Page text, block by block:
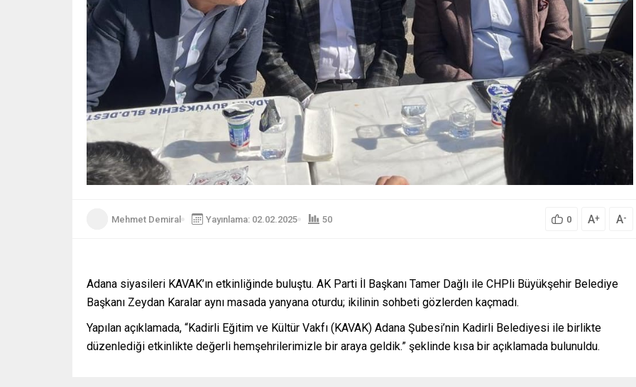
Mehmet Demiral Yayınlama: 02.02.2025 50 0 A+ A-
Adana siyasileri KAVAK’ın etkinliğinde buluştu. AK Parti İl Başkanı Tamer Dağlı ile CHPli Büyükşehir Belediye
Başkanı Zeydan Karalar aynı masada yanyana oturdu; ikilinin sohbeti gözlerden kaçmadı.
Yapılan açıklamada, “Kadirli Eğitim ve Kültür Vakfı (KAVAK) Adana Şubesi’nin Kadirli Belediyesi ile birlikte
düzenlediği etkinlikte değerli hemşehrilerimizle bir araya geldik.” şeklinde kısa bir açıklamada bulunuldu.